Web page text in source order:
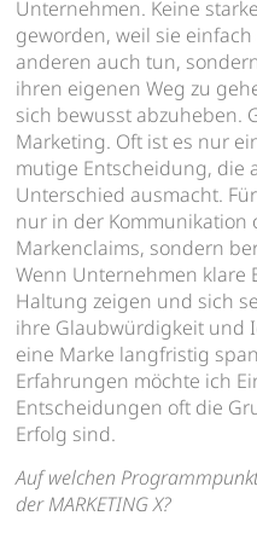
Unternehmen. Keine
geworden, weil sie
anderen auch tun,
ihren eigenen Weg zu
sich bewusst abzuheben.
Marketing. Oft ist es nur
mutige Entscheidung, die
Unterschied ausmacht.
nur in der Kommunikation
Markenclaims, sondern
Wenn Unternehmen klare
Haltung zeigen und sich
ihre Glaubwürdigkeit und
eine Marke langfristig
Erfahrungen möchte ich
Entscheidungen oft die
Erfolg sind.
Auf welchen
der MARKETING X?